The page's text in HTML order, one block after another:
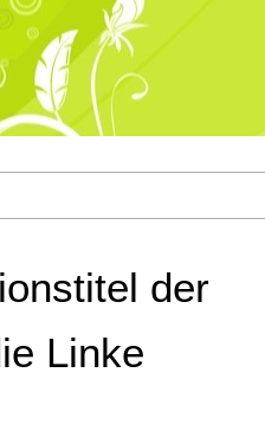
der
Linke